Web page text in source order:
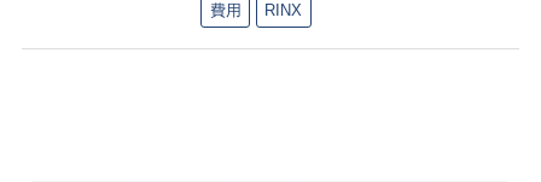
費用 RINX